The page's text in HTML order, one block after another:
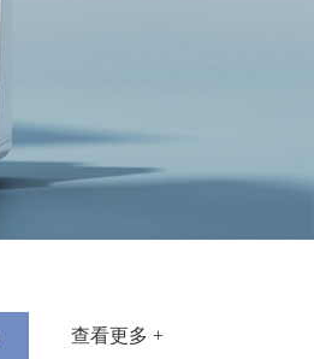
查看更多 +
02
2023-03